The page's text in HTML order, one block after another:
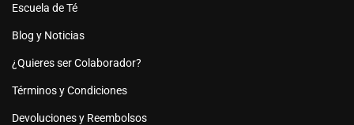
Escuela de Té
Blog y Noticias
¿Quieres ser Colaborador?
Términos y Condiciones
Devoluciones y Reembolsos